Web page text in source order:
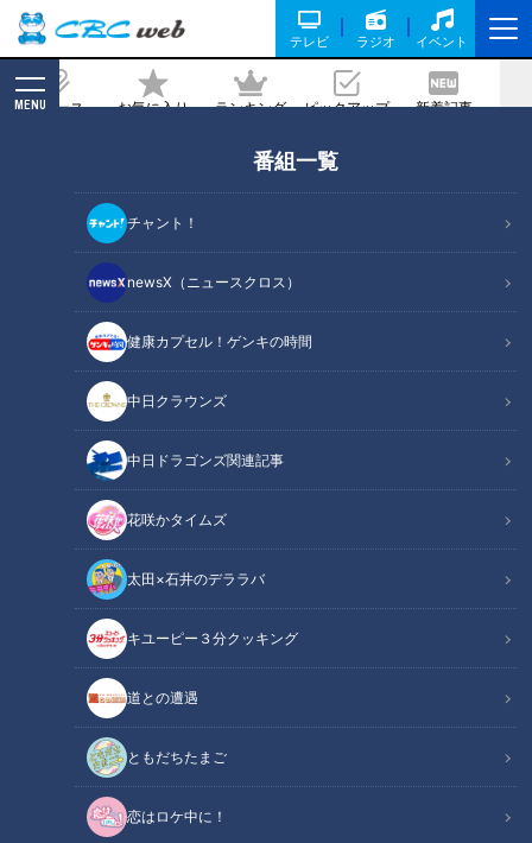
テレビ ラジオ イベント
ニュース お気に入り ランキング ピックアップ 新着記事
MENU
番組一覧
チャント！
newsX（ニュースクロス）
健康カプセル！ゲンキの時間
中日クラウンズ
中日ドラゴンズ関連記事
花咲かタイムズ
太田×石井のデララバ
キユーピー３分クッキング
道との遭遇
ともだちたまご
恋はロケ中に！
監修の22品種のいちご食べ放題＆絶品い
ちごスイーツが味わえる「アクアイグニ
ス」の魅力とは
2025/02/14 06:03
2025年1月29日放送
CBCテレビ『チャント！』
チャント！
「チャント！」特集
すでに4月までの土日は予約がほぼ埋まっているほど大人気の